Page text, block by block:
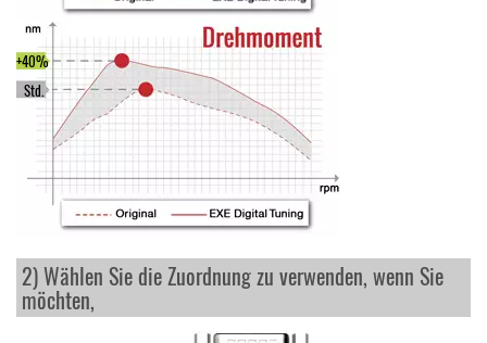
Std.
+40%
2) Wählen Sie die Zuordnung zu verwenden, wenn Sie
möchten,